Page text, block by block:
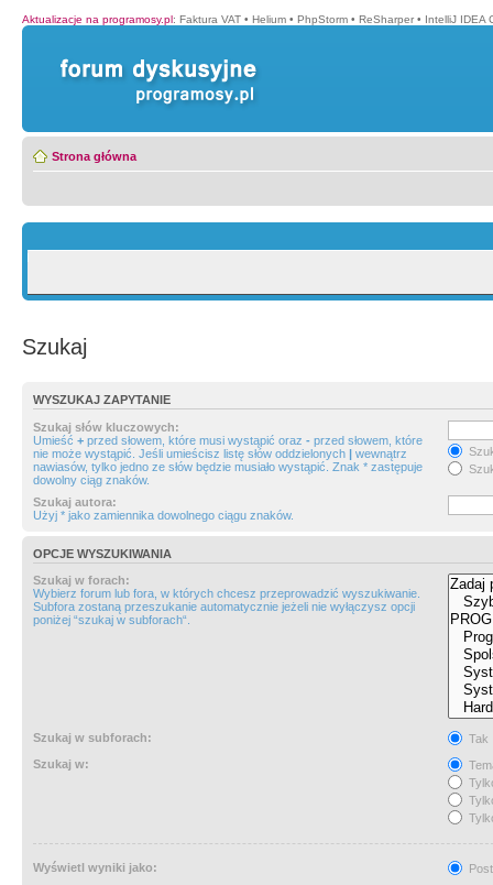
Aktualizacje na programosy.pl: Faktura VAT • Helium • PhpStorm • ReSharper • IntelliJ IDEA
Strona główna
Szukaj
WYSZUKAJ ZAPYTANIE
Szukaj słów kluczowych:
Umieść + przed słowem, które musi wystąpić oraz - przed słowem, które
nie może wystąpić. Jeśli umieścisz listę słów oddzielonych | wewnątrz
nawiasów, tylko jedno ze słów będzie musiało wystąpić. Znak * zastępuje
dowolny ciąg znaków.
Szukaj autora:
Użyj * jako zamiennika dowolnego ciągu znaków.
OPCJE WYSZUKIWANIA
Szukaj w forach:
Wybierz forum lub fora, w których chcesz przeprowadzić wyszukiwanie.
Subfora zostaną przeszukanie automatycznie jeżeli nie wyłączysz opcji
poniżej “szukaj w subforach“.
Szukaj w subforach:
Tak
Szukaj w:
Wyświetl wyniki jako: